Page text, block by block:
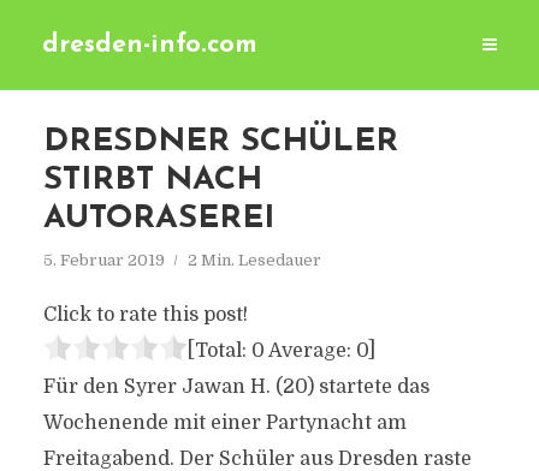
dresden-info.com
DRESDNER SCHÜLER
STIRBT NACH
AUTORASEREI
5. Februar 2019 2 Min. Lesedauer
Click to rate this post!
[Total: 0 Average: 0]
Für den Syrer Jawan H. (20) startete das
Wochenende mit einer Partynacht am
Freitagabend. Der Schüler aus Dresden raste